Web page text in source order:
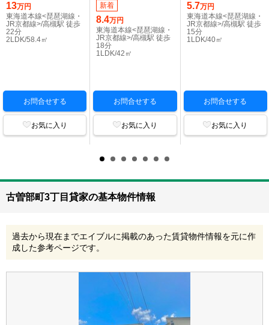
13万円
東海道本線<琵琶湖線・
JR京都線>/高槻駅 徒歩
22分
2LDK/58.4㎡
お問合せする
お気に入り
新着
8.4万円
東海道本線<琵琶湖線・
JR京都線>/高槻駅 徒歩
18分
1LDK/42㎡
お問合せする
お気に入り
5.7万円
東海道本線<琵琶湖線・
JR京都線>/高槻駅 徒歩
15分
1LDK/40㎡
お問合せする
お気に入り
古曽部町3丁目貸家の基本物件情報
過去から現在までエイブルに掲載のあった賃貸物件情報を元に作
成した参考ページです。